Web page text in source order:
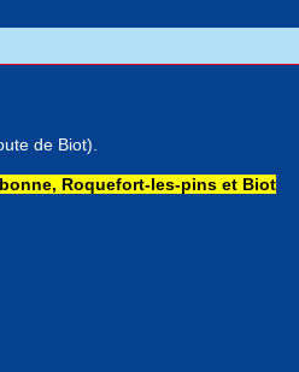
de Biot).
Roquefort-les-pins et Biot